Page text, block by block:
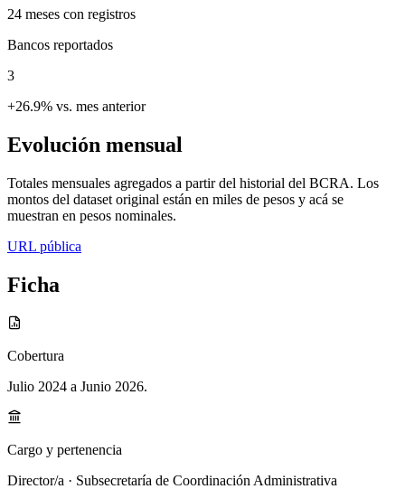
24 meses con registros
Bancos reportados
3
+26.9% vs. mes anterior
Evolución mensual
Totales mensuales agregados a partir del historial del BCRA. Los
montos del dataset original están en miles de pesos y acá se
muestran en pesos nominales.
URL pública
Ficha
Cobertura
Julio 2024 a Junio 2026.
Cargo y pertenencia
Director/a · Subsecretaría de Coordinación Administrativa